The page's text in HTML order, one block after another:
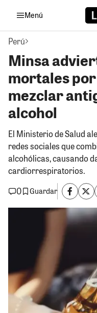
Menú
Perú
Minsa
mortales
mezclar
alcohol
El Ministerio de Salud
redes sociales que
alcohólicas, causando
cardiorrespiratorios.
0
Guardar